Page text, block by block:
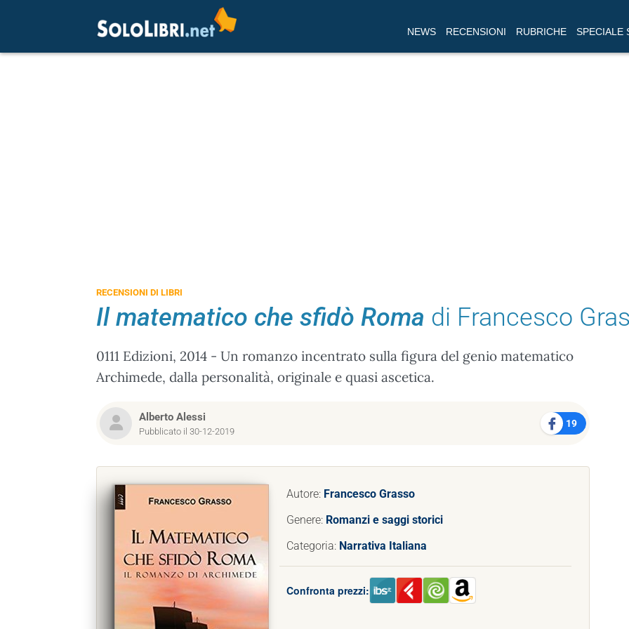
NEWS RECENSIONI RUBRICHE SPECIALE
RECENSIONI DI LIBRI
Il matematico che sfidò Roma di Francesco
0111 Edizioni, 2014 - Un romanzo incentrato sulla figura del genio matematico
Archimede, dalla personalità, originale e quasi ascetica.
Alberto Alessi
Pubblicato il 30-12-2019
19
Autore: Francesco Grasso
Genere: Romanzi e saggi storici
Categoria: Narrativa Italiana
Confronta prezzi: